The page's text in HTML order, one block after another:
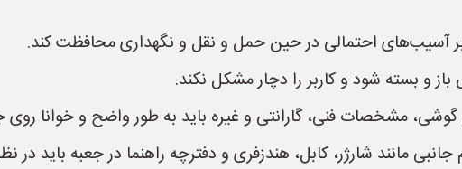
آسیب‌های احتمالی در حین حمل و نقل و نگهداری محافظت کند.
و بسته شود و کاربر را دچار مشکل نکند.
مشخصات فنی، گارانتی و غیره باید به طور واضح و خوانا
مانند شارژر، کابل، هندزفری و دفترچه راهنما در جعبه باید در